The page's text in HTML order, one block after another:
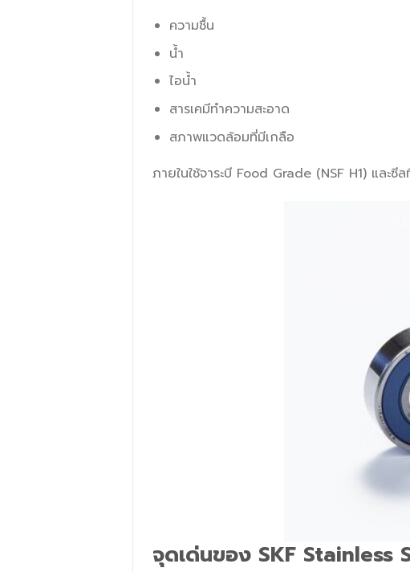
ความชื้น
น้ำ
ไอน้ำ
สารเคมีทำความสะอาด
สภาพแวดล้อมที่มีเกลือ
ภายในใช้จาระบี Food Grade (NSF H1) แล
จุดเด่นของ SKF Stainless